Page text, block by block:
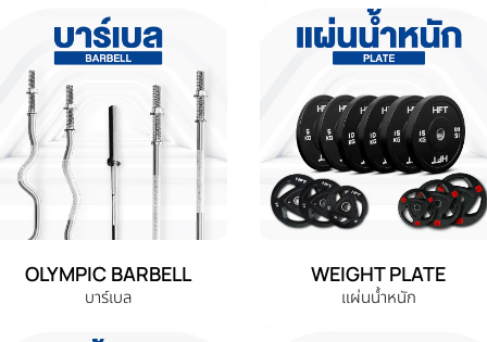
OLYMPIC BARBELL
บาร์เบล
WEIGHT PLATE
แผ่นน้ำหนัก